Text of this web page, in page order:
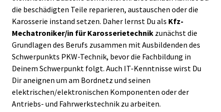
die beschädigten Teile reparieren, austauschen oder die
Karosserie instand setzen. Daher lernst Du als Kfz-
Mechatroniker/in für Karosserietechnik zunächst die
Grundlagen des Berufs zusammen mit Ausbildenden des
Schwerpunkts PKW-Technik, bevor die Fachbildung in
Deinem Schwerpunkt folgt. Auch IT-Kenntnisse wirst Du
Dir aneignen um am Bordnetz und seinen
elektrischen/elektronischen Komponenten oder der
Antriebs- und Fahrwerkstechnik zu arbeiten.